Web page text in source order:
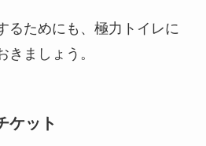
るためにも、極力トイレに
きましょう。
ット